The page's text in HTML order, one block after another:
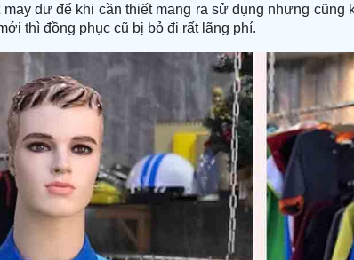
dư để khi cần thiết mang ra sử dụng nhưng
thì đồng phục cũ bị bỏ đi rất lãng phí.